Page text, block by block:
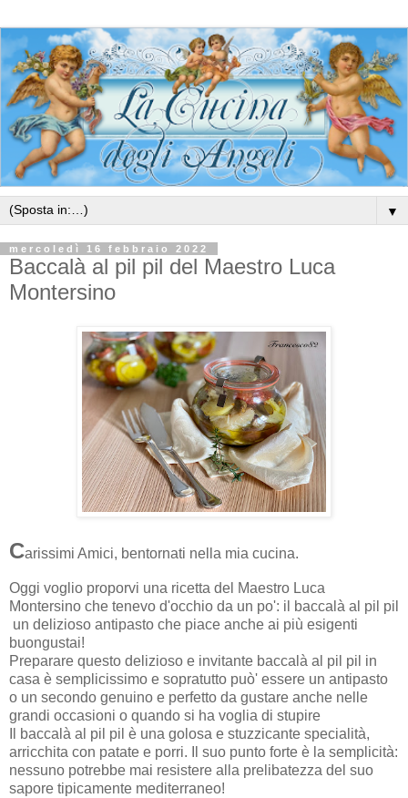
▼
mercoledì 16 febbraio 2022
Baccalà al pil pil del Maestro Luca
Montersino
Carissimi Amici, bentornati nella mia cucina.
Oggi voglio proporvi una ricetta del Maestro Luca
Montersino che tenevo d'occhio da un po': il baccalà al pil pil
un delizioso antipasto che piace anche ai più esigenti
buongustai!
Preparare questo delizioso e invitante baccalà al pil pil in
casa è semplicissimo e sopratutto può' essere un antipasto
o un secondo genuino e perfetto da gustare anche nelle
grandi occasioni o quando si ha voglia di stupire
Il baccalà al pil pil è una golosa e stuzzicante specialità,
arricchita con patate e porri. Il suo punto forte è la semplicità:
nessuno potrebbe mai resistere alla prelibatezza del suo
sapore tipicamente mediterraneo!